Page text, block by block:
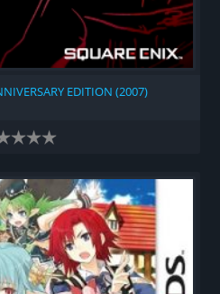
EDITION (2007)